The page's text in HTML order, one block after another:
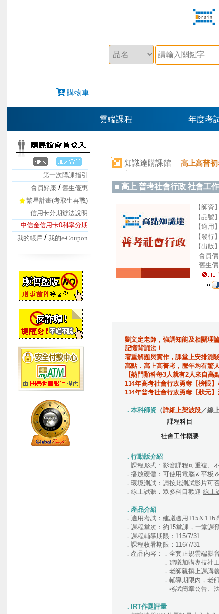
購物車
雲端課程 年度考
第一次購課指引
會員好康 / 舊生優惠
繁星計畫(考取生再戰)
信用卡分期辦法說明
中信金信用卡0利率分期
我的帳戶 / 我的e-Coupon
知識達購課館： 高上高普初
高上 普考社會行政 社會工
【師資
【品號
【適用
【發行
【出版
會員價
舊生價
劉文定老師，強調知能及相關理
記憶背誦法！
著重解題與實作，課堂上安排測
高點．高上高普考，歷年均有驚
【熱門類科每3人就有2人來自高
114年高考社會行政勇奪【榜眼
114年普考社會行政勇奪【狀元
．本科師資 （詳細上架波段／線
課程科目
社會工作概要
．行動版介紹
．課程形式：影音課程可重複、
．播放硬體：可使用電腦＆平板
．環境測試： 請按此測試影片可
．線上試聽：眾多科目歡迎 線上
．產品介紹
．適用考試：建議適用115＆
．課程堂次：約15堂課，一堂
．課程輔導期限：115/7/31
．課程收看期限：116/7/31
．產品內容：．全套正規雲端影
．建議加購專技社工師「
．老師親撰上課講
．輔導期限內，老師視課程
考試簡章公告、法規新訊
．IRT作題評量